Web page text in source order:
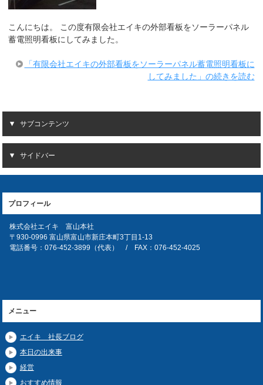
こんにちは。 この度有限会社エイキの外部看板をソーラーパネル
蓄電照明看板にしてみました。
「有限会社エイキの外部看板をソーラーパネル蓄電照明看板に
してみました」の続きを読む
サブコンテンツ
サイドバー
プロフィール
株式会社エイキ 富山本社
〒930-0996 富山県富山市新庄本町3丁目1-13
電話番号：076-452-3899（代表） / FAX：076-452-4025
メニュー
エイキ 社長ブログ
本日の出来事
経営
おすすめ情報